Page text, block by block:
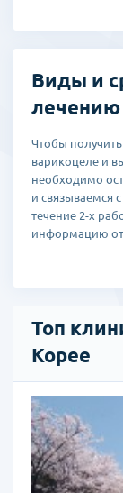
Виды и
лечению
Чтобы
варикоцеле и
необходимо
и связываемся
течение 2-х
информацию
Топ
Корее